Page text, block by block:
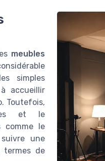
meubles
simples
accueillir
Toutefois,
et le
comme le
une
de